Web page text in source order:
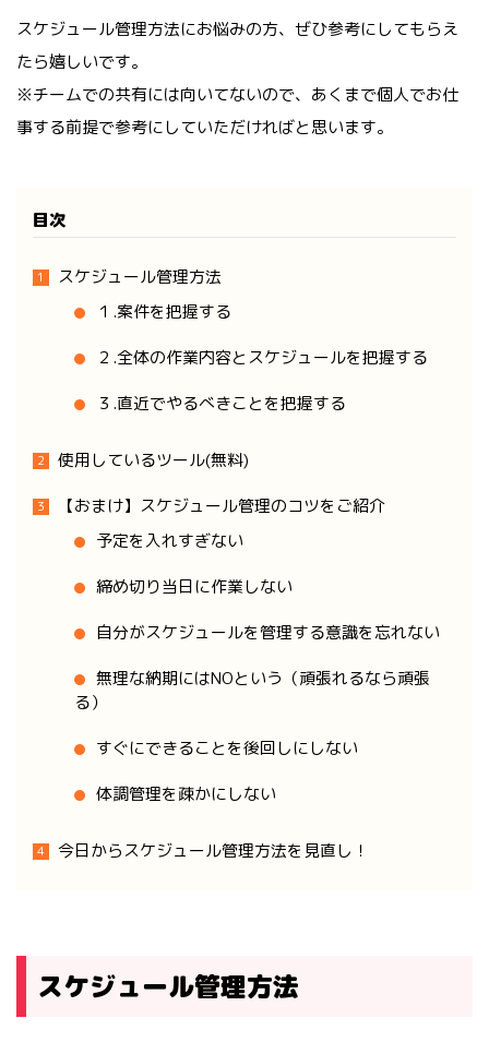
スケジュール管理方法にお悩みの方、ぜひ参考にしてもらえ
たら嬉しいです。
※チームでの共有には向いてないので、あくまで個人でお仕
事する前提で参考にしていただければと思います。
目次
スケジュール管理方法
１.案件を把握する
２.全体の作業内容とスケジュールを把握する
３.直近でやるべきことを把握する
使用しているツール(無料)
【おまけ】スケジュール管理のコツをご紹介
予定を入れすぎない
締め切り当日に作業しない
自分がスケジュールを管理する意識を忘れない
無理な納期にはNOという（頑張れるなら頑張
る）
すぐにできることを後回しにしない
体調管理を疎かにしない
今日からスケジュール管理方法を見直し！
スケジュール管理方法